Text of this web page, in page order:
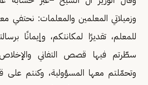
وزميلاتي المعلمين والمعلمات: نحتفي
للمعلم، تقديرًا لمكانتكم، وإيمانًا
سطّرتم فيها قصص التفاني والإخلاص
وتحمّلتم معها المسؤولية، وكنتم على